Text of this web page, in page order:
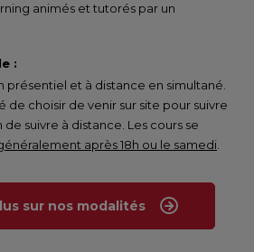
animés et tutorés par un
:
et à distance en simultané.
de choisir de venir sur site pour suivre
suivre à distance. Les cours se
après 18h ou le samedi
sur nos modalités